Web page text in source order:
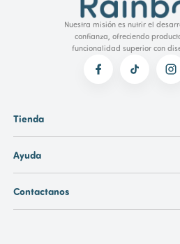
Nuestra misión es nutrir el
confianza, ofreciendo
funcionalidad superior con
Tienda
Ayuda
Contactanos